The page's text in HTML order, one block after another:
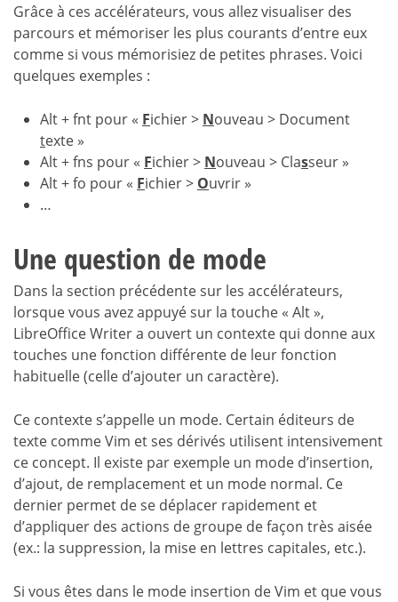
Grâce à ces accélérateurs, vous allez visualiser des
parcours et mémoriser les plus courants d’entre eux
comme si vous mémorisiez de petites phrases. Voici
quelques exemples :
Alt + fnt pour « Fichier > Nouveau > Document
texte »
Alt + fns pour « Fichier > Nouveau > Classeur »
Alt + fo pour « Fichier > Ouvrir »
…
Une question de mode
Dans la section précédente sur les accélérateurs,
lorsque vous avez appuyé sur la touche « Alt »,
LibreOffice Writer a ouvert un contexte qui donne aux
touches une fonction différente de leur fonction
habituelle (celle d’ajouter un caractère).
Ce contexte s’appelle un mode. Certain éditeurs de
texte comme Vim et ses dérivés utilisent intensivement
ce concept. Il existe par exemple un mode d’insertion,
d’ajout, de remplacement et un mode normal. Ce
dernier permet de se déplacer rapidement et
d’appliquer des actions de groupe de façon très aisée
(ex.: la suppression, la mise en lettres capitales, etc.).
Si vous êtes dans le mode insertion de Vim et que vous